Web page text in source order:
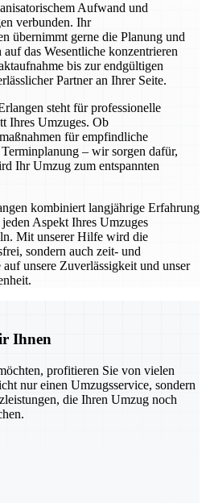
Aufwand und
verbunden. Ihr
übernimmt gerne die Planung und
das Wesentliche konzentrieren
bis zur endgültigen
Partner an Ihrer Seite.
steht für professionelle
Ihres Umzuges. Ob
für empfindliche
– wir sorgen dafür,
Ihr Umzug zum entspannten
kombiniert langjährige Erfahrung
Aspekt Ihres Umzuges
Mit unserer Hilfe wird die
sondern auch zeit- und
unsere Zuverlässigkeit und unser
Ihnen
profitieren Sie von vielen
nur einen Umzugsservice, sondern
die Ihren Umzug noch